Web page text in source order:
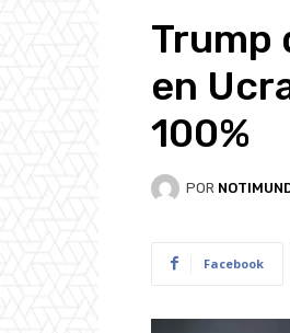
Trump
en
100%
POR
Facebook